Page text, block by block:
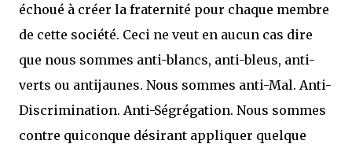
échoué à créer la fraternité pour chaque membre
de cette société. Ceci ne veut en aucun cas dire
que nous sommes anti-blancs, anti-bleus, anti-
verts ou antijaunes. Nous sommes anti-Mal. Anti-
Discrimination. Anti-Ségrégation. Nous sommes
contre quiconque désirant appliquer quelque